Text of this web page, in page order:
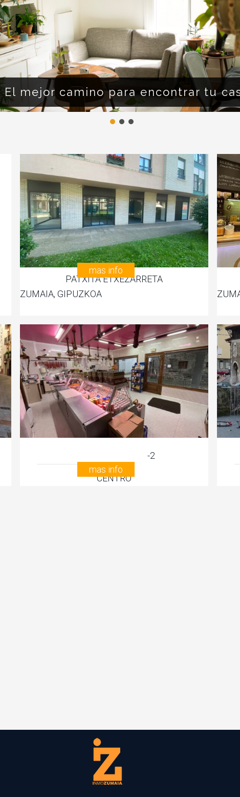
El mejor camino para encontrar tu
PATXITA ETXEZARRETA
ZUMAIA, GIPUZKOA
mas info
-2
CENTRO
mas info